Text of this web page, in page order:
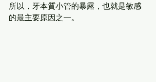
所以，牙本質小管的暴露，也就是敏感
的最主要原因之一。